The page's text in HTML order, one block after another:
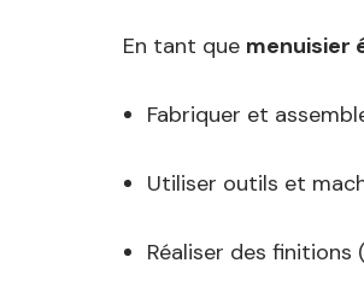
En tant que menuisier
Fabriquer et
Utiliser outils et
Réaliser des finitions